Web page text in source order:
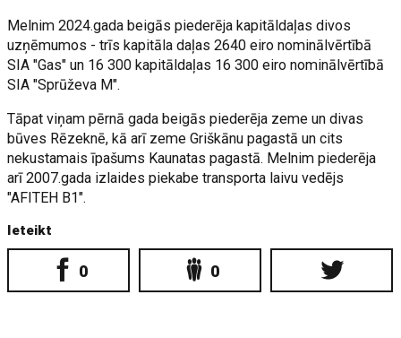
Melnim 2024.gada beigās piederēja kapitāldaļas divos
uzņēmumos - trīs kapitāla daļas 2640 eiro nominālvērtībā
SIA "Gas" un 16 300 kapitāldaļas 16 300 eiro nominālvērtībā
SIA "Sprūževa M".
Tāpat viņam pērnā gada beigās piederēja zeme un divas
būves Rēzeknē, kā arī zeme Griškānu pagastā un cits
nekustamais īpašums Kaunatas pagastā. Melnim piederēja
arī 2007.gada izlaides piekabe transporta laivu vedējs
"AFITEH B1".
Ieteikt
0 0